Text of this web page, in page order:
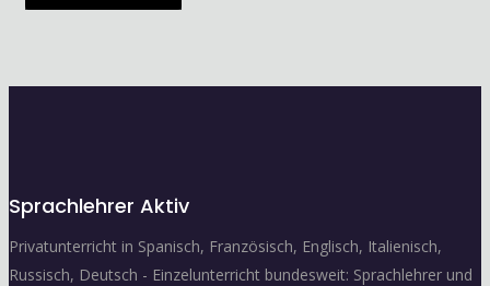
Sprachlehrer Aktiv
Privatunterricht in Spanisch, Französisch, Englisch, Italienisch,
Russisch, Deutsch - Einzelunterricht bundesweit: Sprachlehrer und